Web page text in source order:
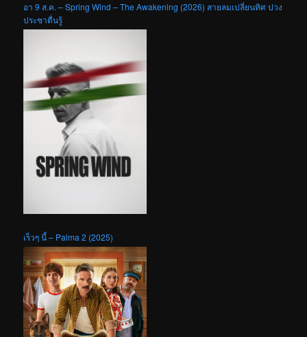
อา 9 ส.ค. – Spring Wind – The Awakening (2026) สายลมเปลี่ยนทิศ ปวง
ประชาตื่นรู้
เร็วๆ นี้ – Palma 2 (2025)